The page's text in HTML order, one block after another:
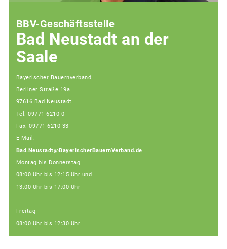
BBV-Geschäftsstelle
Bad Neustadt an der
Saale
Bayerischer Bauernverband
Berliner Straße 19a
97616 Bad Neustadt
Tel: 09771 6210-0
Fax: 09771 6210-33
E-Mail:
Bad.Neustadt@BayerischerBauernVerband.de
Montag bis Donnerstag
08:00 Uhr bis 12:15 Uhr und
13:00 Uhr bis 17:00 Uhr
Freitag
08:00 Uhr bis 12:30 Uhr